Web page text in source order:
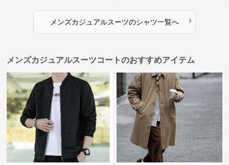
メンズカジュアルスーツのシャツ一覧へ ›
メンズカジュアルスーツコートのおすすめアイテム